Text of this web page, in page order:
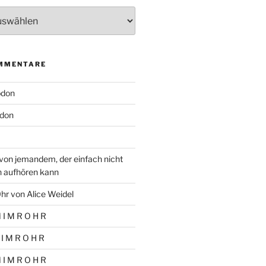
jemandem, der einfach nicht
aufhören kann
von Alice Weidel
I M R O H R
M R O H R
I M R O H R